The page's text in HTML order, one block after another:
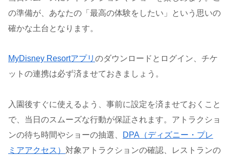
の準備が、あなたの「最高の体験をしたい」という思いの
確かな土台となります。
MyDisney Resortアプリ のダウンロードとログイン、チケ
ットの連携は必ず済ませておきましょう。
入園後すぐに使えるよう、事前に設定を済ませておくこと
で、当日のスムーズな行動が保証されます。アトラクショ
ンの待ち時間やショーの抽選、
DPA（ディズニー・プレ
ミアアクセス） 対象アトラクションの確認、レストランの